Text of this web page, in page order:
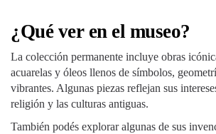
¿Qué ver en el museo?
La colección permanente incluye obras
acuarelas y óleos llenos de símbolos,
vibrantes. Algunas piezas reflejan sus
religión y las culturas antiguas.
También podés explorar algunas de sus